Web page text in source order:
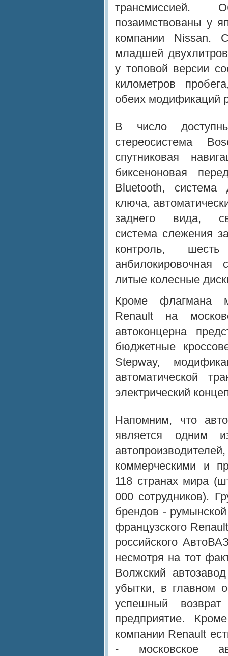
трансмиссией.
позаимствованы у
компании Nissan.
младшей
у топовой версии
километров
обеих модификаций
В число
стереосистема
спутниковая
биксеноновая
Bluetooth,
ключа,
заднего вида,
система слежения
контроль,
литые колесные
Кроме флагмана
Renault на
автоконцерна
бюджетные
Stepway,
автоматической
электрический
Напомним, что
является одним
коммерческими и
118 странах мира
000 сотрудников).
брендов -
французского
российского
несмотря на тот
Волжский
убытки, в главном
успешный
предприятие.
компании Renault
- московское